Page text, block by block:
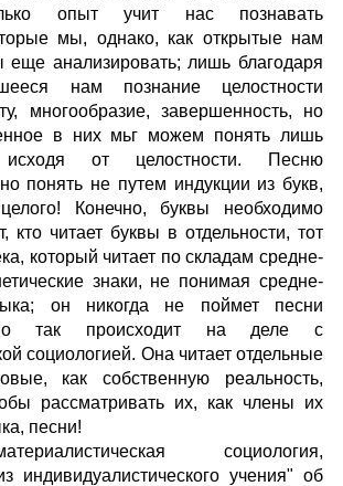
опыт учит нас познавать
мы, однако, как открытые нам
анализировать; лишь благодаря
нам познание целостности
многообразие, завершенность, но
в них мьг можем понять лишь
исходя от целостности. Песню
понять не путем индукции из букв,
Конечно, буквы необходимо
кто читает буквы в отдельности, тот
который читает по складам средне-
знаки, не понимая средне-
он никогда не поймет песни
Но так происходит на деле с
социологией. Она читает отдельные
как собственную реальность,
рассматривать их, как члены их
песни!
социология,
индивидуалистического учения" об